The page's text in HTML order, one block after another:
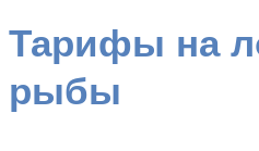
Тарифы на
рыбы